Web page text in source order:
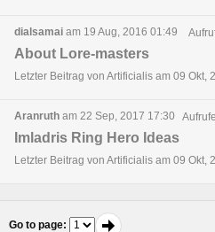
dialsamai am 19 Aug, 2016 01:49
About Lore-masters
Letzter Beitrag von Artificialis am 09 Okt,
Aranruth am 22 Sep, 2017 17:30
Imladris Ring Hero Ideas
Letzter Beitrag von Artificialis am 09 Okt,
Go to page: